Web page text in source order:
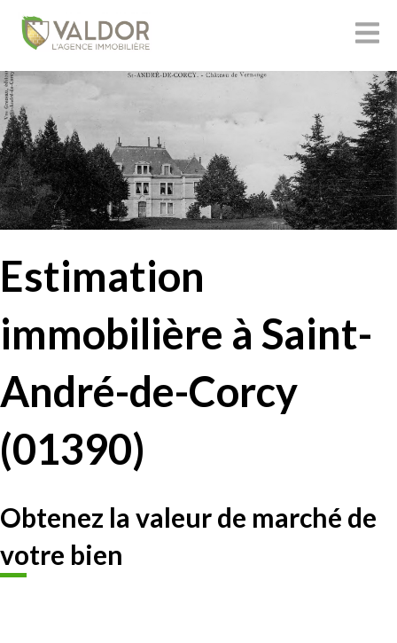
Estimation
immobilière à Saint-
André-de-Corcy
(01390)
Obtenez la valeur de marché de
votre bien